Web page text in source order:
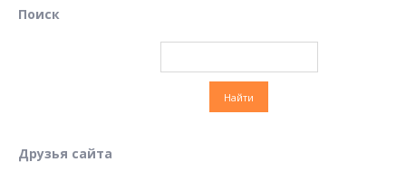
Поиск
Друзья сайта